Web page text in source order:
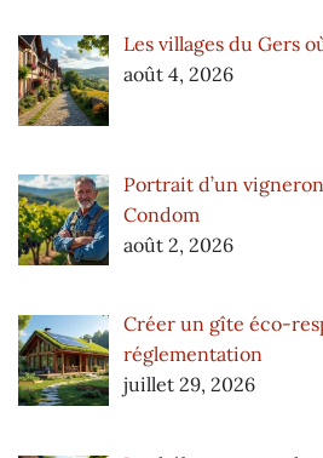
Les villages du Gers
août 4, 2026
Portrait d’un
Condom
août 2, 2026
Créer un gîte éco-
réglementation
juillet 29, 2026